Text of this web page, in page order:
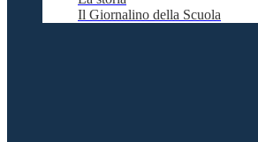
Il Giornalino della Scuola